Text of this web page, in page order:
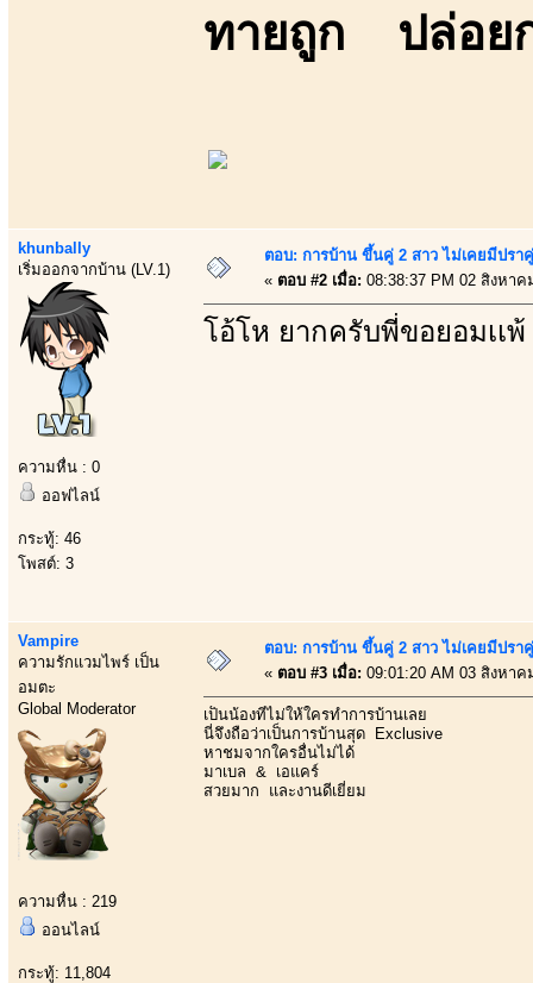
ทายถูก ปล่อย
khunbally
เริ่มออกจากบ้าน (LV.1)
ความหื่น : 0
ออฟไลน์
กระทู้: 46
โพสต์: 3
ตอบ: การบ้าน ขึ้นคู่ 2 สาว ไม่เคยมีปร
« ตอบ #2 เมื่อ: 08:38:37 PM 02 สิงหาค
โอ้โห ยากครับพี่ขอยอมเเพ้
Vampire
ความรักแวมไพร์ เป็น
อมตะ
Global Moderator
ความหื่น : 219
ออนไลน์
กระทู้: 11,804
ตอบ: การบ้าน ขึ้นคู่ 2 สาว ไม่เคยมีปร
« ตอบ #3 เมื่อ: 09:01:20 AM 03 สิงหาค
เป็นน้องที่ไม่ให้ใครทำการบ้านเลย
นี่จึงถือว่าเป็นการบ้านสุด Exclusive
หาชมจากใครอื่นไม่ได้
มาเบล & เอแคร์
สวยมาก และงานดีเยี่ยม